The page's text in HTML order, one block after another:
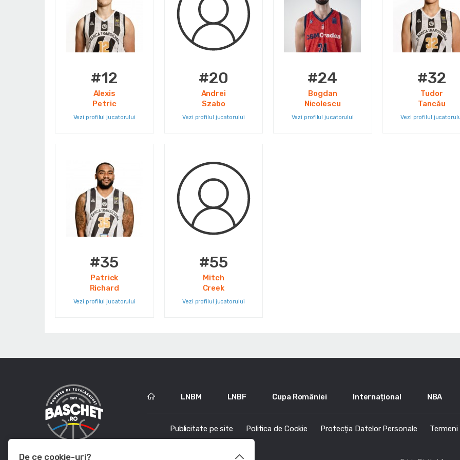
#12
Alexis
Petric
Vezi profilul jucatorului
#20
Andrei
Szabo
Vezi profilul jucatorului
#24
Bogdan
Nicolescu
Vezi profilul jucatorului
#32
Tudor
Tancău
Vezi profilul
#35
Patrick
Richard
Vezi profilul jucatorului
#55
Mitch
Creek
Vezi profilul jucatorului
LNBM LNBF Cupa României Internațional NBA
Publicitate pe site Politica de Cookie Protecția Datelor Personale
De ce cookie-uri?